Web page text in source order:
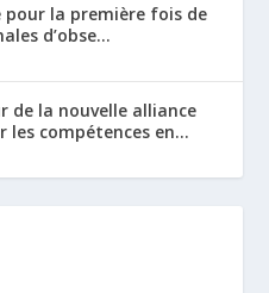
pour la première fois de
d’obse...
de la nouvelle alliance
les compétences en...